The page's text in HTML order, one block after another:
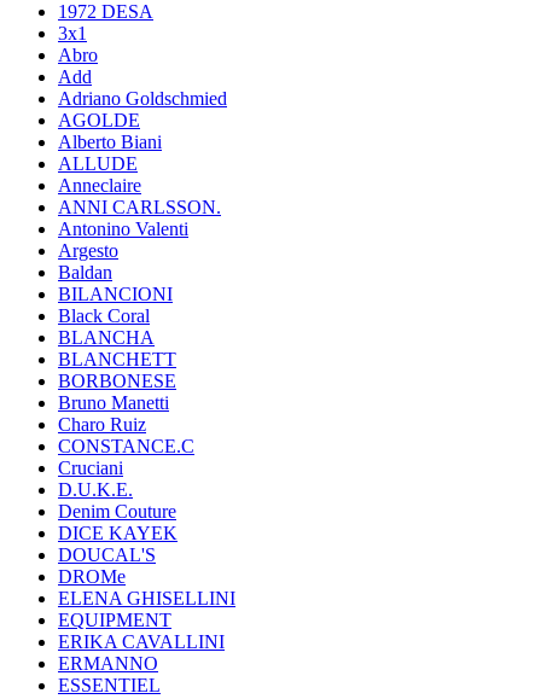
1972 DESA
3x1
Abro
Add
Adriano Goldschmied
AGOLDE
Alberto Biani
ALLUDE
Anneclaire
ANNI CARLSSON.
Antonino Valenti
Argesto
Baldan
BILANCIONI
Black Coral
BLANCHA
BLANCHETT
BORBONESE
Bruno Manetti
Charo Ruiz
CONSTANCE.C
Cruciani
D.U.K.E.
Denim Couture
DICE KAYEK
DOUCAL'S
DROMe
ELENA GHISELLINI
EQUIPMENT
ERIKA CAVALLINI
ERMANNO
ESSENTIEL